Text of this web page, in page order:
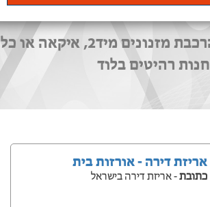
פירוק הובלה והרכבת מזנונים מיד2, איקאה או כל
חנות רהיטים בלוד
אריזת דירה - אורזות בית
כתובת- אריזת דירה בישראל